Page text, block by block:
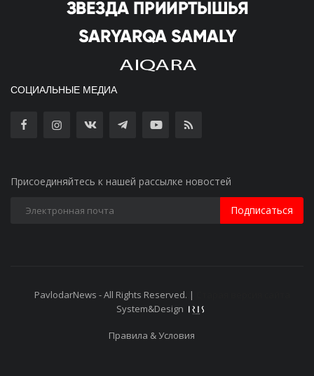
СОЦИАЛЬНЫЕ МЕДИА
Присоединяйтесь к нашей рассылке новостей
Подписаться
PavlodarNews - All Rights Reserved. |
System&Design
Правила & Условия